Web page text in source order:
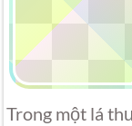
Trong một lá